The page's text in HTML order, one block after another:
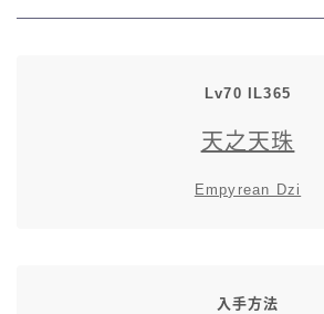
七分丈
極シタデル・ボズヤ追憶戦
Lv70 IL365
天之天珠
Empyrean Dzi
入手方法